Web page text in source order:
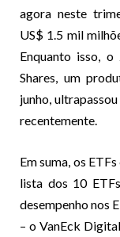
agora neste
US$ 1.5 mil
Enquanto isso,
Shares, um
junho,
recentemente.
Em suma, os
lista dos 10
desempenho nos
– o VanEck